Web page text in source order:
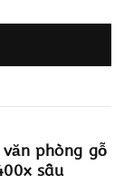
văn phòng gỗ
sâu